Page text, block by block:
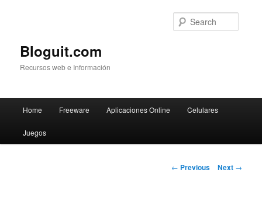
Bloguit.com
Recursos web e Información
Skip
to
Home Freeware Aplicaciones Online Celulares
Juegos
Post
← Previous Next →